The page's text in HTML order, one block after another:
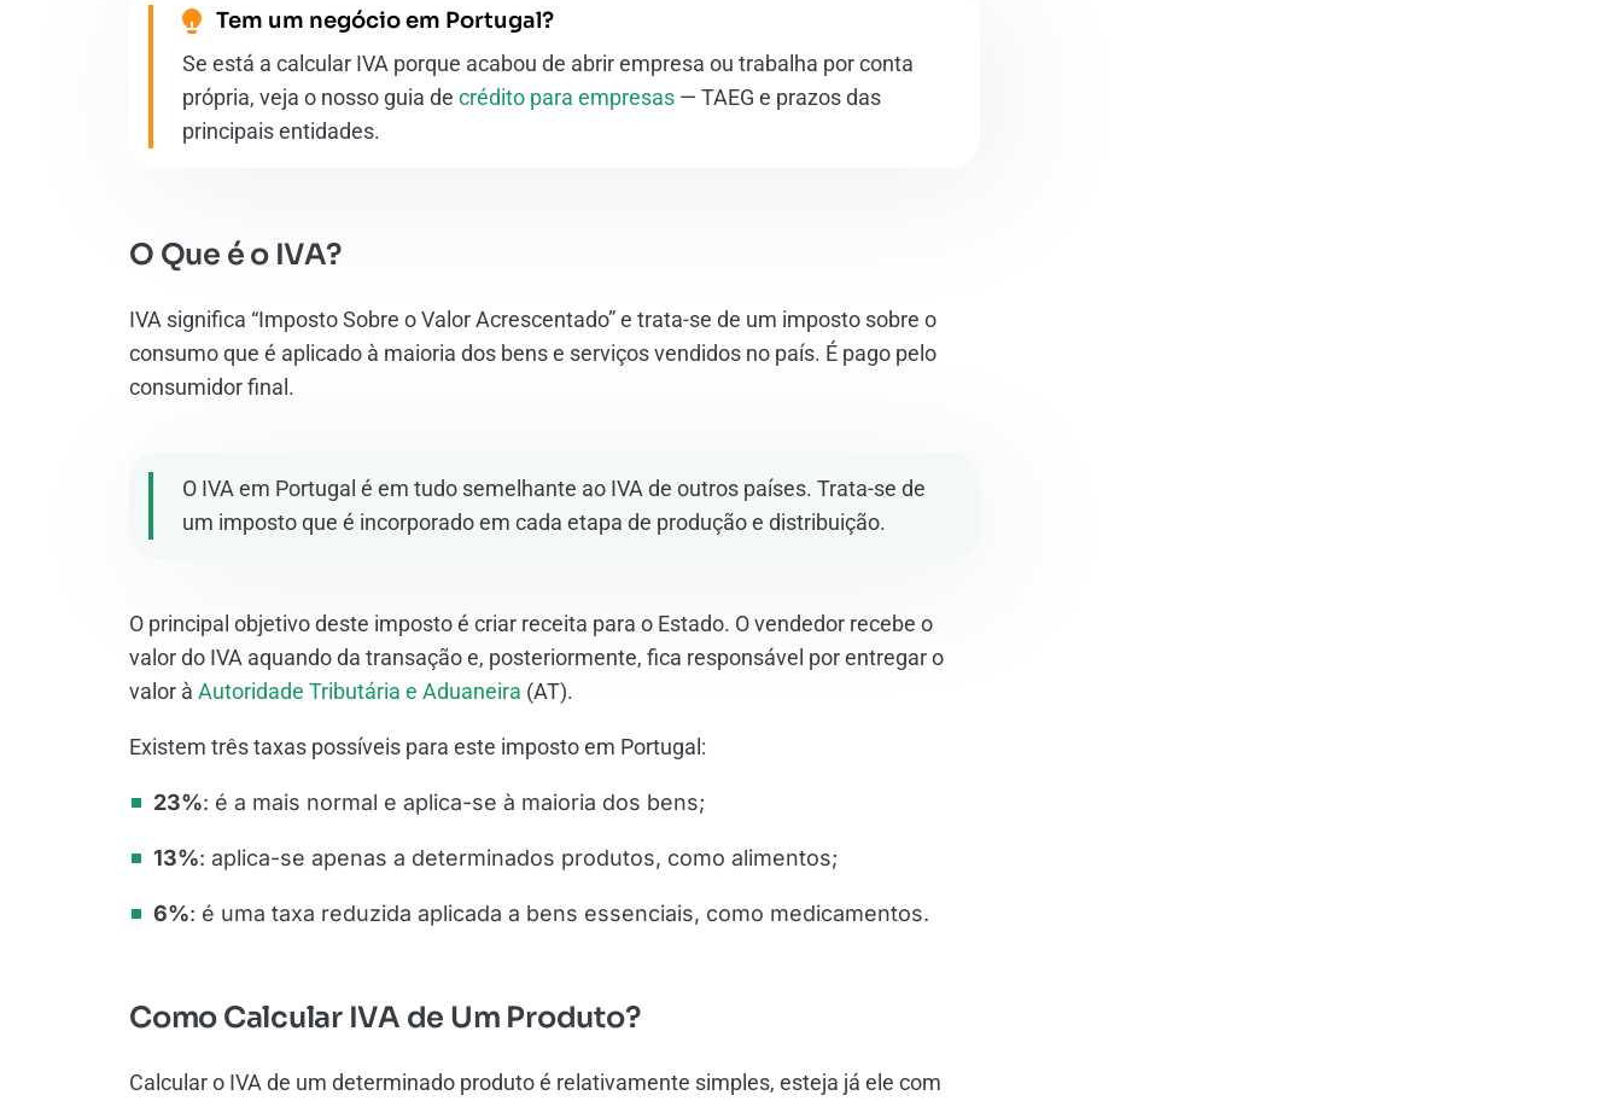
Tem um negócio em Portugal?
Se está a calcular IVA porque acabou de abrir empresa ou trabalha por conta
própria, veja o nosso guia de crédito para empresas — TAEG e prazos das
principais entidades.
O Que é o IVA?
IVA significa “Imposto Sobre o Valor Acrescentado” e trata-se de um imposto sobre o
consumo que é aplicado à maioria dos bens e serviços vendidos no país. É pago pelo
consumidor final.
O IVA em Portugal é em tudo semelhante ao IVA de outros países. Trata-se de
um imposto que é incorporado em cada etapa de produção e distribuição.
O principal objetivo deste imposto é criar receita para o Estado. O vendedor recebe o
valor do IVA aquando da transação e, posteriormente, fica responsável por entregar o
valor à Autoridade Tributária e Aduaneira (AT).
Existem três taxas possíveis para este imposto em Portugal:
23%: é a mais normal e aplica-se à maioria dos bens;
13%: aplica-se apenas a determinados produtos, como alimentos;
6%: é uma taxa reduzida aplicada a bens essenciais, como medicamentos.
Como Calcular IVA de Um Produto?
Calcular o IVA de um determinado produto é relativamente simples, esteja já ele com